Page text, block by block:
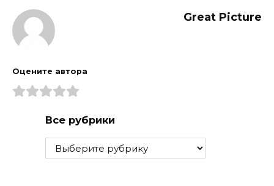
Great Picture
Оцените автора
Все рубрики
Все
рубрики